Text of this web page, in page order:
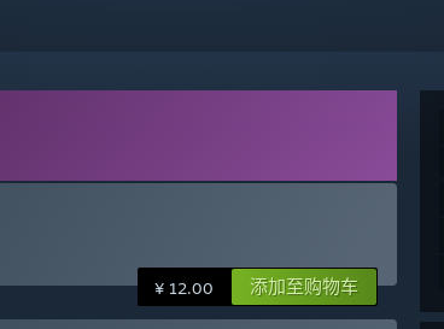
¥ 12.00 添加至购物车